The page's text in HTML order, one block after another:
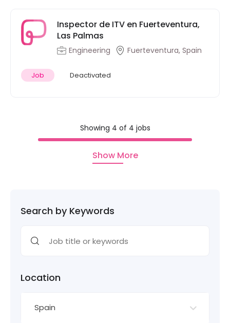
Search by Keywords
Location
Spain
Inspector de ITV en Fuerteventura,
Las Palmas
Engineering Fuerteventura, Spain
Job Deactivated
Showing 4 of 4 jobs
Show More